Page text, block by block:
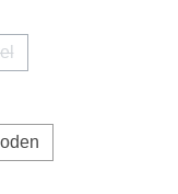
nicht verfügbar.)